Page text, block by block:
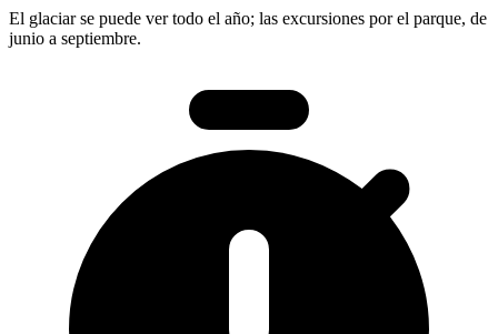
El glaciar se puede ver todo el año; las excursiones por el parque, de
junio a septiembre.